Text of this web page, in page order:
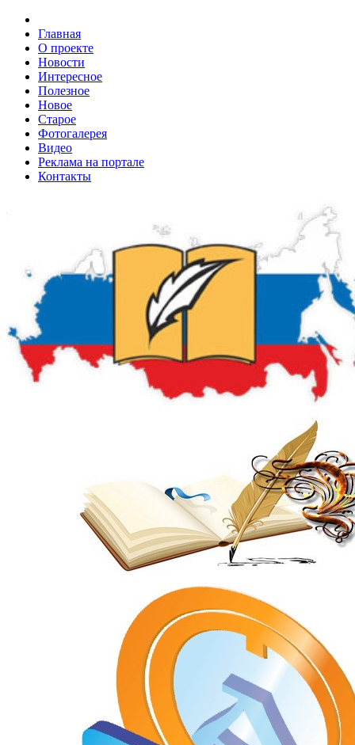
Главная
О проекте
Новости
Интересное
Полезное
Новое
Старое
Фотогалерея
Видео
Реклама на портале
Контакты